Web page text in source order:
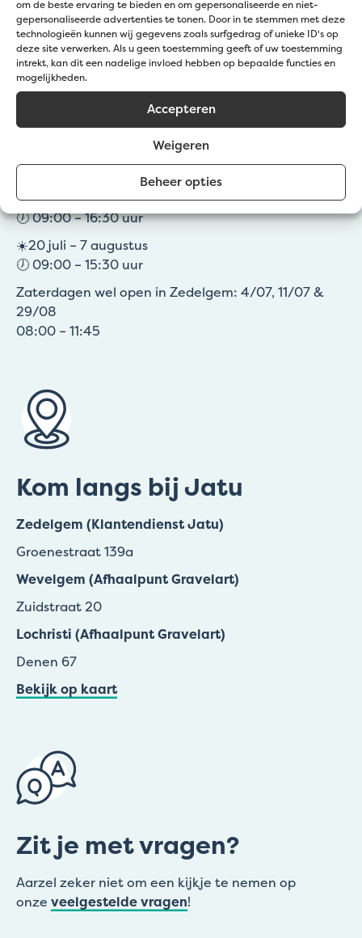
om de beste ervaring te bieden en om gepersonaliseerde en niet-
gepersonaliseerde advertenties te tonen. Door in te stemmen met deze
technologieën kunnen wij gegevens zoals surfgedrag of unieke ID's op
deze site verwerken. Als u geen toestemming geeft of uw toestemming
intrekt, kan dit een nadelige invloed hebben op bepaalde functies en
mogelijkheden.
Accepteren
Weigeren
Beheer opties
Klantendienst
info@jatu.be
Zomeruren:
☀️1 – 19 juli & 8 – 31 augustus
🕖 09:00 – 16:30 uur
☀️20 juli – 7 augustus
🕖 09:00 – 15:30 uur
Zaterdagen wel open in Zedelgem: 4/07, 11/07 &
29/08
08:00 – 11:45
Kom langs bij Jatu
Zedelgem (Klantendienst Jatu)
Groenestraat 139a
Wevelgem (Afhaalpunt Gravelart)
Zuidstraat 20
Lochristi (Afhaalpunt Gravelart)
Denen 67
Bekijk op kaart
Zit je met vragen?
Aarzel zeker niet om een kijkje te nemen op
onze veelgestelde vragen!